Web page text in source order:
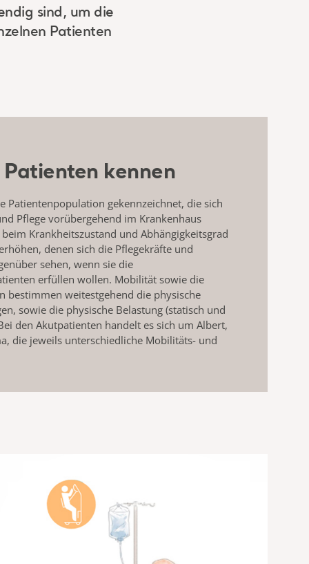
sind, um die
Patienten
kennen
Patientenpopulation gekennzeichnet, die sich
Pflege vorübergehend im Krankenhaus
Krankheitszustand und Abhängigkeitsgrad
denen sich die Pflegekräfte und
sehen, wenn sie die
erfüllen wollen. Mobilität sowie die
bestimmen weitestgehend die physische
sowie die physische Belastung (statisch und
den Akutpatienten handelt es sich um Albert,
die jeweils unterschiedliche Mobilitäts- und